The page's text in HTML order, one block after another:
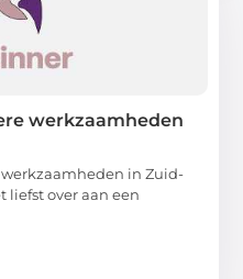
werkzaamheden
in Zuid-
over aan een